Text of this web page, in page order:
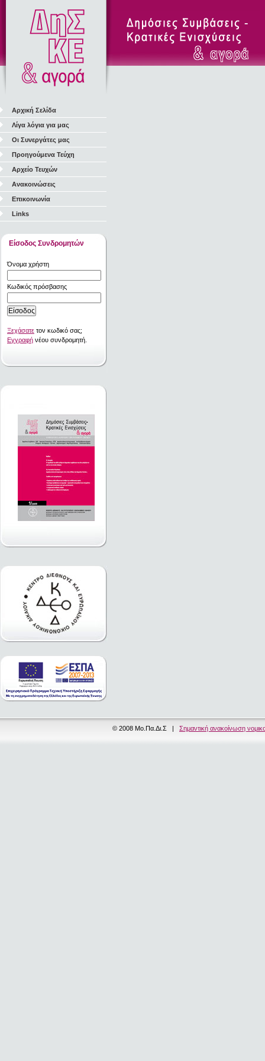
Αρχική Σελίδα
Λίγα λόγια για μας
Οι Συνεργάτες μας
Προηγούμενα Τεύχη
Αρχείο Τευχών
Ανακοινώσεις
Επικοινωνία
Links
Είσοδος Συνδρομητών
Όνομα χρήστη
Κωδικός πρόσβασης
Ξεχάσατε τον κωδικό σας;
Εγγραφή νέου συνδρομητή.
© 2008 Μο.Πα.Δι.Σ | Σημαντική ανακοίνωση